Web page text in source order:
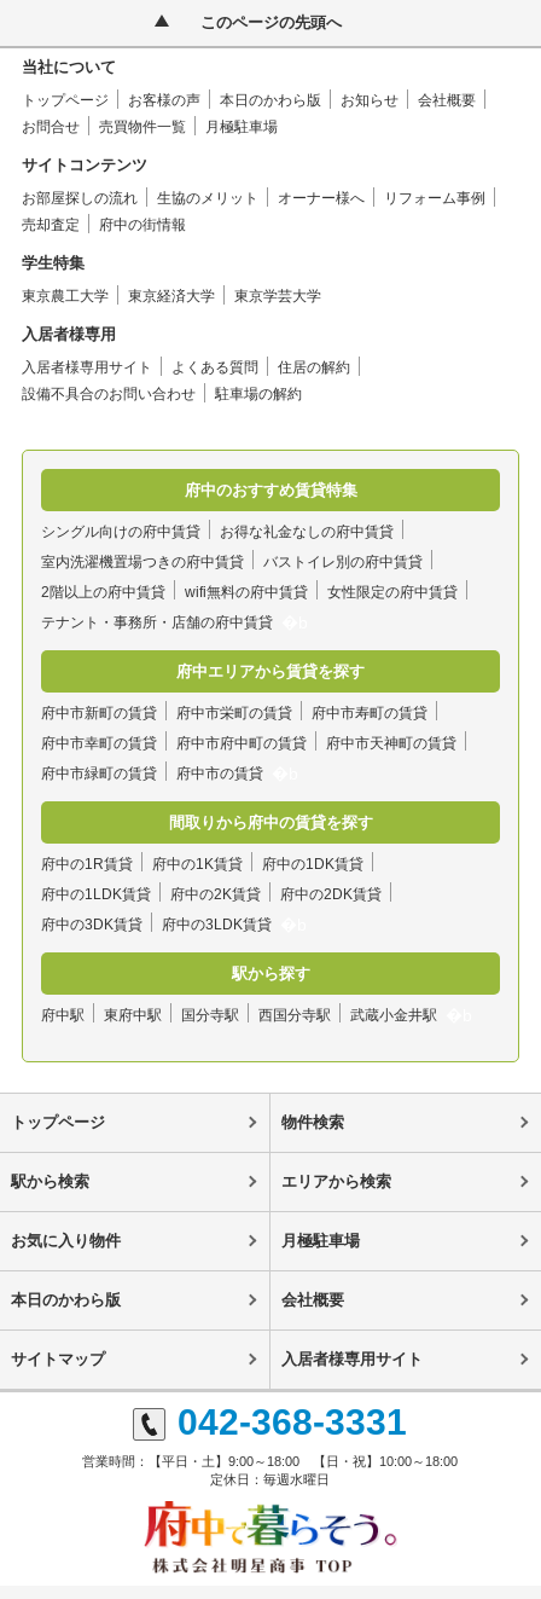
このページの先頭へ
当社について
トップページ お客様の声 本日のかわら版 お知らせ
会社概要
お問合せ
売買物件一覧 月極駐車場
サイトコンテンツ
お部屋探しの流れ 生協のメリット オーナー様へ
リフォーム事例
売却査定
府中の街情報
学生特集
東京農工大学 東京経済大学 東京学芸大学
入居者様専用
入居者様専用サイト よくある質問
住居の解約
設備不具合のお問い合わせ
駐車場の解約
府中のおすすめ賃貸特集
シングル向けの府中賃貸
お得な礼金なしの府中賃貸
室内洗濯機置場つきの府中賃貸
バストイレ別の府中賃貸
2階以上の府中賃貸
wifi無料の府中賃貸
女性限定の府中賃貸
テナント・事務所・店舗の府中賃貸
府中エリアから賃貸を探す
府中市新町の賃貸 府中市栄町の賃貸
府中市寿町の賃貸
府中市幸町の賃貸
府中市府中町の賃貸
府中市天神町の賃貸
府中市緑町の賃貸
府中市の賃貸
間取りから府中の賃貸を探す
府中の1R賃貸 府中の1K賃貸
府中の1DK賃貸
府中の1LDK賃貸
府中の2K賃貸
府中の2DK賃貸
府中の3DK賃貸
府中の3LDK賃貸
駅から探す
府中駅 東府中駅 国分寺駅 西国分寺駅 武蔵小金井駅
トップページ 物件検索
駅から検索 エリアから検索
お気に入り物件 月極駐車場
本日のかわら版 会社概要
サイトマップ 入居者様専用サイト
042-368-3331
営業時間：【平日・土】9:00～18:00 【日・祝】10:00～18:00
定休日：毎週水曜日